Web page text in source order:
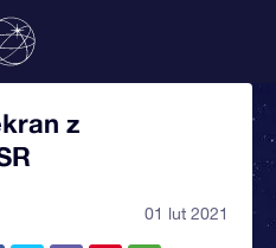
z
01 lut 2021